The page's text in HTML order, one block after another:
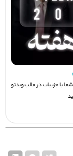
با جزيیات در قالب ویدئو